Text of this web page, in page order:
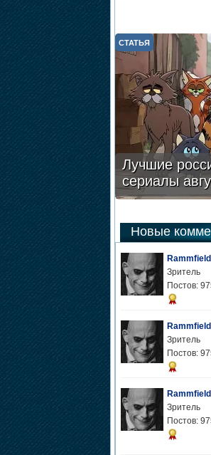
Лучшие
сериалы
СТАТЬЯ
Новые
Rammfield
Зритель
Постов:
Rammfield
Зритель
Постов:
Rammfield
Зритель
Постов: